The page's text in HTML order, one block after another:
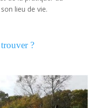
lieu de vie.
?